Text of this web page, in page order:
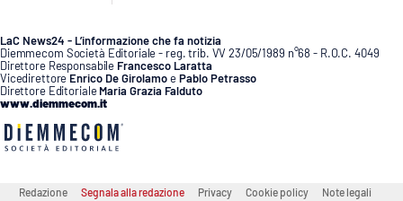
Food
Storie
LaC News24 - L’informazione che fa notizia
Diemmecom Società Editoriale - reg. trib. VV 23/05/1989 n°68 - R.O.C. 4049
Direttore Responsabile Francesco Laratta
Vicedirettore Enrico De GirolamoePablo Petrasso
Direttore Editoriale Maria Grazia Falduto
www.diemmecom.it
Redazione Segnala alla redazione Privacy Cookie policy Note legali